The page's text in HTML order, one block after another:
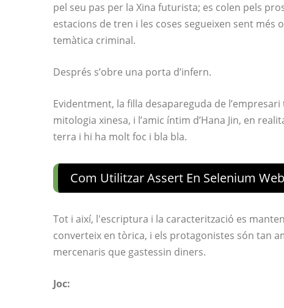
pel seu pas per la Xina futurista; es colen pels
estacions de tren i les coses segueixen sent més
temàtica criminal.
Després s’obre una porta d’infern.
Evidentment, la filla desapareguda de
mitologia xinesa, i l’amic íntim d’Hana Jin, en
terra i hi ha molt foc i bla bla.
Com Utilitzar Assert En Selenium
Tot i així, l'escriptura i la caracterització es
converteix en tòrica, i els protagonistes són tan
mercenaris que gastessin diners.
Joc: